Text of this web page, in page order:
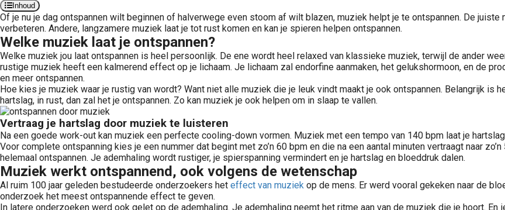
Inhoud
Of je nu je dag ontspannen wilt beginnen of halverwege even stoom af wilt blazen, muziek helpt je te ontspannen. De juiste
verbeteren. Andere, langzamere muziek laat je tot rust komen en kan je spieren helpen ontspannen.
Welke muziek laat je ontspannen?
Welke muziek jou laat ontspannen is heel persoonlijk. De ene wordt heel relaxed van klassieke muziek, terwijl de ander
rustige muziek heeft een kalmerend effect op je lichaam. Je lichaam zal endorfine aanmaken, het gelukshormoon, en de
en meer ontspannen.
Hoe kies je muziek waar je rustig van wordt? Want niet alle muziek die je leuk vindt maakt je ook ontspannen. Belangrijk
hartslag, in rust, dan zal het je ontspannen. Zo kan muziek je ook helpen om in slaap te vallen.
Vertraag je hartslag door muziek te luisteren
Na een goede work-out kan muziek een perfecte cooling-down vormen. Muziek met een tempo van 140 bpm laat je
Voor complete ontspanning kies je een nummer dat begint met zo’n 60 bpm en die na een aantal minuten vertraagt naar
helemaal ontspannen. Je ademhaling wordt rustiger, je spierspanning vermindert en je hartslag en bloeddruk dalen.
Muziek werkt ontspannend, ook volgens de wetenschap
Al ruim 100 jaar geleden bestudeerde onderzoekers het effect van muziek op de mens. Er werd vooral gekeken naar de
onderzoek het meest ontspannende effect te geven.
In latere onderzoeken werd ook gelet op de ademhaling. Je ademhaling neemt het ritme aan van de muziek die je hoort.